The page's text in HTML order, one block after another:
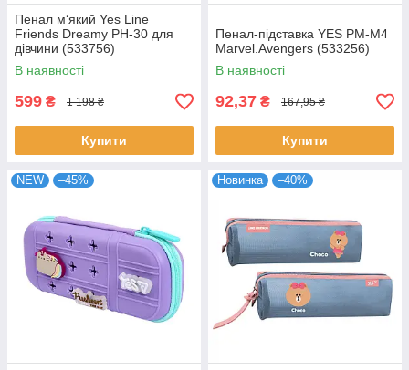
Пенал м‘який Yes Line
Friends Dreamy PH-30 для
дівчини (533756)
В наявності
599 ₴ 1 198 ₴
Купити
Пенал-підставка YES PM-M4
Marvel.Avengers (533256)
В наявності
92,37 ₴ 167,95 ₴
Купити
NEW –45% Новинка –40%